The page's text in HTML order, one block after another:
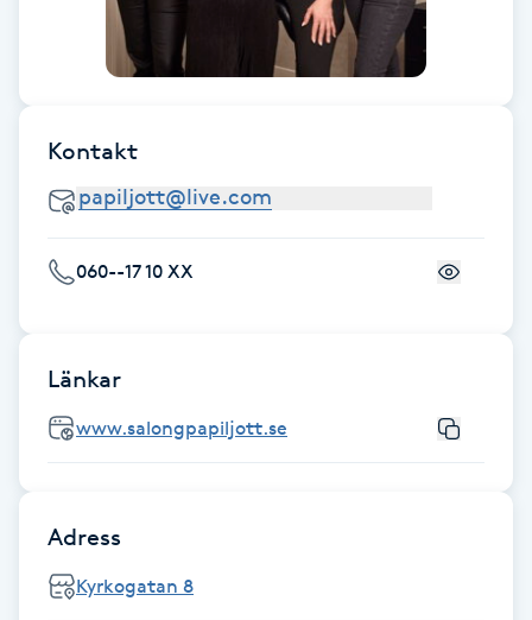
Färgning
Föning
Gelenaglar
Gellack
Gellack med förstärkning
Gravidmassage
Kontakt
060--17 10 XX
Länkar
www.salongpapiljott.se
Adress
Kyrkogatan 8